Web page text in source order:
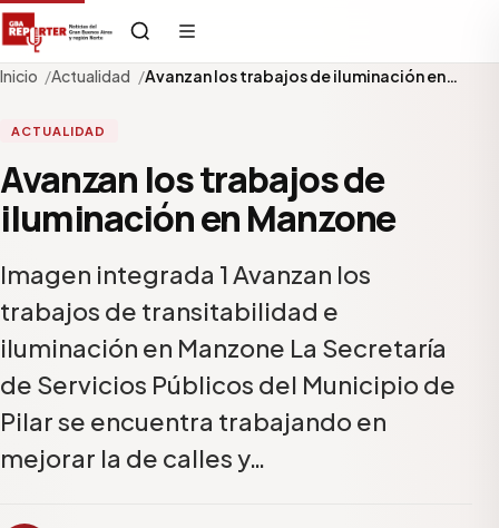
Inicio Actualidad Avanzan los trabajos de iluminación en…
ACTUALIDAD
Avanzan los trabajos de
iluminación en Manzone
Imagen integrada 1 Avanzan los
trabajos de transitabilidad e
iluminación en Manzone La Secretaría
de Servicios Públicos del Municipio de
Pilar se encuentra trabajando en
mejorar la de calles y…